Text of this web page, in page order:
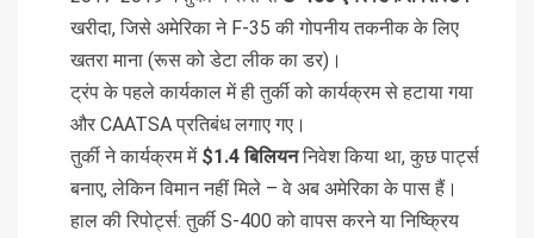
खरीदा, जिसे अमेरिका ने F-35 की गोपनीय तकनीक के लिए
खतरा माना (रूस को डेटा लीक का डर)।
ट्रंप के पहले कार्यकाल में ही तुर्की को कार्यक्रम से हटाया गया
और CAATSA प्रतिबंध लगाए गए।
तुर्की ने कार्यक्रम में $1.4 बिलियननिवेश किया था, कुछ पार्ट्स
बनाए, लेकिन विमान नहीं मिले – वे अब अमेरिका के पास हैं।
हाल की रिपोर्ट्स: तुर्की S-400 को वापस करने या निष्क्रिय